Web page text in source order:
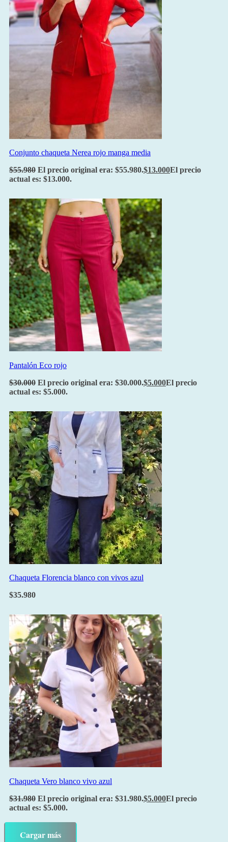
Conjunto chaqueta Nerea rojo manga media
$55.980 El precio original era: $55.980.$13.000El precio
actual es: $13.000.
Pantalón Eco rojo
$30.000 El precio original era: $30.000.$5.000El precio
actual es: $5.000.
Chaqueta Florencia blanco con vivos azul
$35.980
Chaqueta Vero blanco vivo azul
$31.980 El precio original era: $31.980.$5.000El precio
actual es: $5.000.
Cargar más